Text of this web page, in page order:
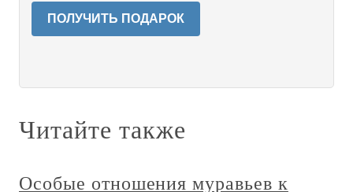
ПОЛУЧИТЬ ПОДАРОК
Читайте также
Особые отношения муравьев к